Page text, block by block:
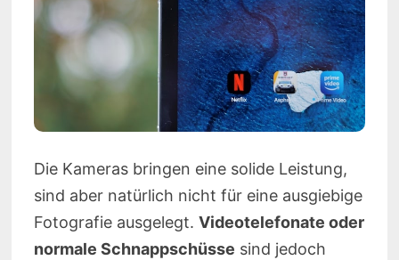
Die Kameras bringen eine solide Leistung,
sind aber natürlich nicht für eine ausgiebige
Fotografie ausgelegt. Videotelefonate oder
normale Schnappschüsse sind jedoch